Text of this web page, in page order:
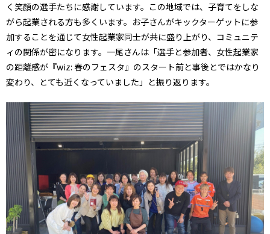
く笑顔の選手たちに感謝しています。この地域では、子育てをしな
がら起業される方も多くいます。お子さんがキックターゲットに参
加することを通じて女性起業家同士が共に盛り上がり、コミュニテ
ィの関係が密になります。一尾さんは「選手と参加者、女性起業家
の距離感が『wiz: 春のフェスタ』のスタート前と事後とではかなり
変わり、とても近くなっていました」と振り返ります。